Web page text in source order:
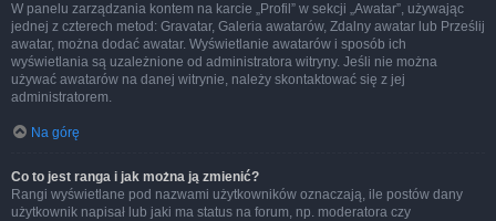
W panelu zarządzania kontem na karcie „Profil” w sekcji „Awatar”, używając
jednej z czterech metod: Gravatar, Galeria awatarów, Zdalny awatar lub Prześlij
awatar, można dodać awatar. Wyświetlanie awatarów i sposób ich
wyświetlania są uzależnione od administratora witryny. Jeśli nie można
używać awatarów na danej witrynie, należy skontaktować się z jej
administratorem.
Na górę
Co to jest ranga i jak można ją zmienić?
Rangi wyświetlane pod nazwami użytkowników oznaczają, ile postów dany
użytkownik napisał lub jaki ma status na forum, np. moderatora czy